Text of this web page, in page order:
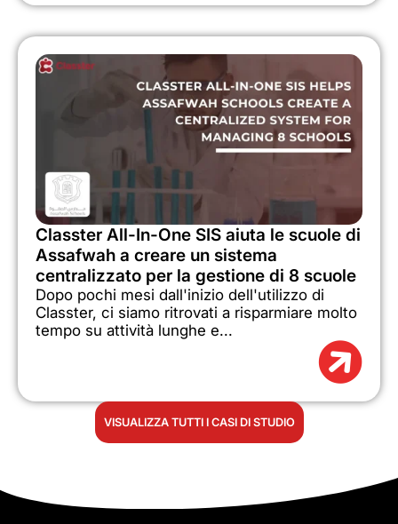
Classter All-In-One SIS aiuta le scuole di
Assafwah a creare un sistema
centralizzato per la gestione di 8 scuole
Dopo pochi mesi dall'inizio dell'utilizzo di
Classter, ci siamo ritrovati a risparmiare molto
tempo su attività lunghe e...
VISUALIZZA TUTTI I CASI DI STUDIO